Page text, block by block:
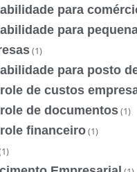
para
para
(1)
para posto
de custos
de documentos(1)
financeiro(1)